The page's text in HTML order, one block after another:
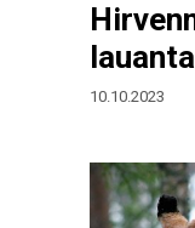
10.10.2023